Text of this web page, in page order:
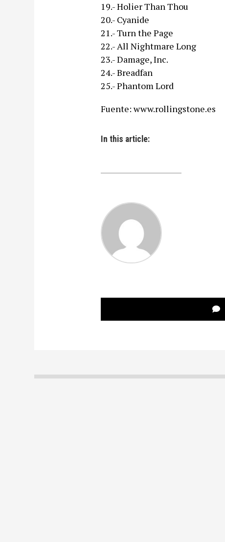
19.- Holier Than Thou
20.- Cyanide
21.- Turn the Page
22.- All Nightmare Long
23.- Damage, Inc.
24.- Breadfan
25.- Phantom Lord
Fuente: www.rollingstone.es
In this article: